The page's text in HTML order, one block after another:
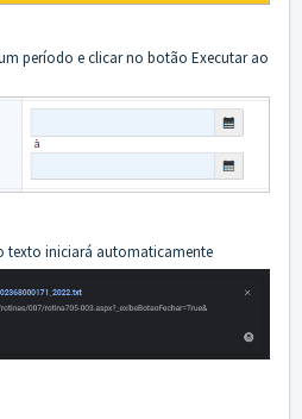
período e clicar no botão Executar ao
texto iniciará automaticamente